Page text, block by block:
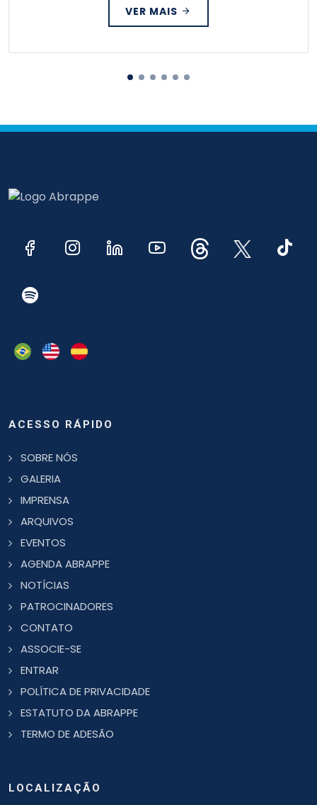
VER MAIS
ACESSO RÁPIDO
SOBRE NÓS
GALERIA
IMPRENSA
ARQUIVOS
EVENTOS
AGENDA ABRAPPE
NOTÍCIAS
PATROCINADORES
CONTATO
ASSOCIE-SE
ENTRAR
POLÍTICA DE PRIVACIDADE
ESTATUTO DA ABRAPPE
TERMO DE ADESÃO
LOCALIZAÇÃO